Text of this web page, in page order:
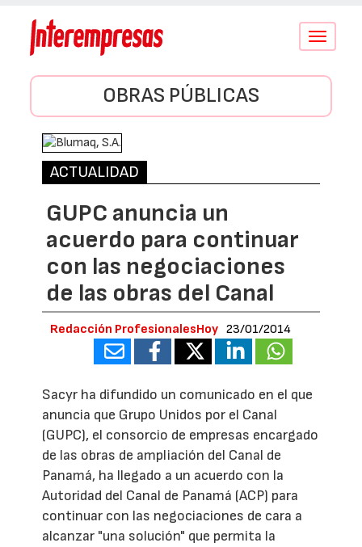
Conmutar
OBRAS PÚBLICAS
ACTUALIDAD
GUPC anuncia un
acuerdo para continuar
con las negociaciones
de las obras del Canal
Redacción ProfesionalesHoy 23/01/2014
Sacyr ha difundido un comunicado en el que
anuncia que Grupo Unidos por el Canal
(GUPC), el consorcio de empresas encargado
de las obras de ampliación del Canal de
Panamá, ha llegado a un acuerdo con la
Autoridad del Canal de Panamá (ACP) para
continuar con las negociaciones de cara a
alcanzar "una solución" que permita la